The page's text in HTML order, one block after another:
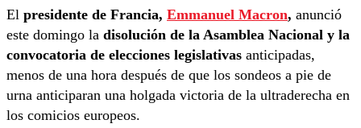
El presidente de Francia, Emmanuel Macron, anunció
este domingo la disolución de la Asamblea Nacional y la
convocatoria de elecciones legislativas anticipadas,
menos de una hora después de que los sondeos a pie de
urna anticiparan una holgada victoria de la ultraderecha en
los comicios europeos.